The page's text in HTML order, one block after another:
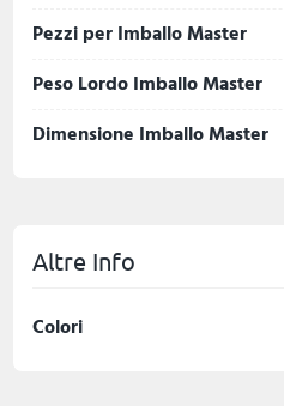
Pezzi per Imballo Master
Peso Lordo Imballo Master
Dimensione Imballo Master
Altre Info
Colori